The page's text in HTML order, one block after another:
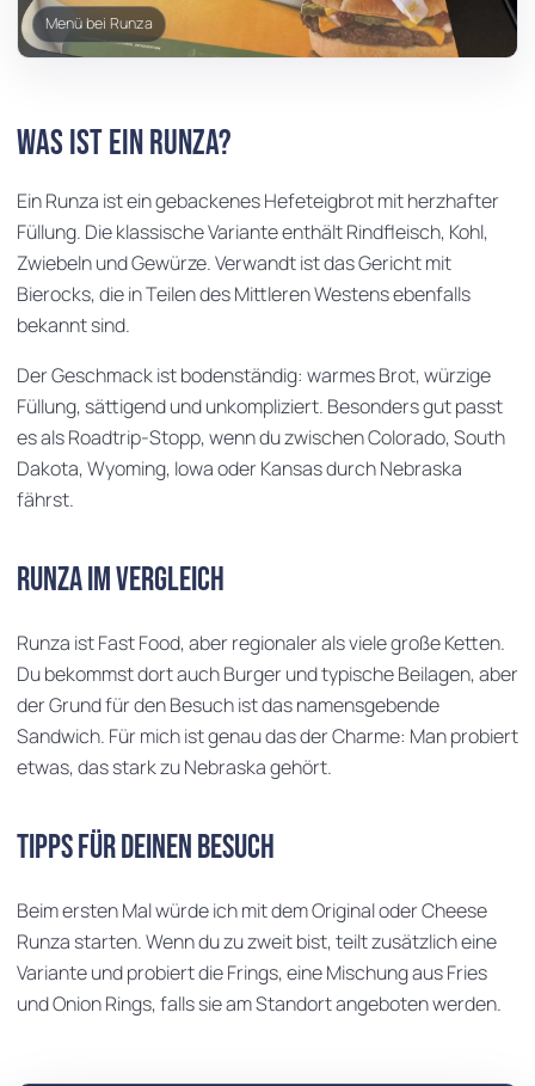
Menü bei Runza
Was ist ein Runza?
Ein Runza ist ein gebackenes Hefeteigbrot mit herzhafter
Füllung. Die klassische Variante enthält Rindfleisch, Kohl,
Zwiebeln und Gewürze. Verwandt ist das Gericht mit
Bierocks, die in Teilen des Mittleren Westens ebenfalls
bekannt sind.
Der Geschmack ist bodenständig: warmes Brot, würzige
Füllung, sättigend und unkompliziert. Besonders gut passt
es als Roadtrip-Stopp, wenn du zwischen Colorado, South
Dakota, Wyoming, Iowa oder Kansas durch Nebraska
fährst.
Runza im Vergleich
Runza ist Fast Food, aber regionaler als viele große Ketten.
Du bekommst dort auch Burger und typische Beilagen, aber
der Grund für den Besuch ist das namensgebende
Sandwich. Für mich ist genau das der Charme: Man probiert
etwas, das stark zu Nebraska gehört.
Tipps für deinen Besuch
Beim ersten Mal würde ich mit dem Original oder Cheese
Runza starten. Wenn du zu zweit bist, teilt zusätzlich eine
Variante und probiert die Frings, eine Mischung aus Fries
und Onion Rings, falls sie am Standort angeboten werden.